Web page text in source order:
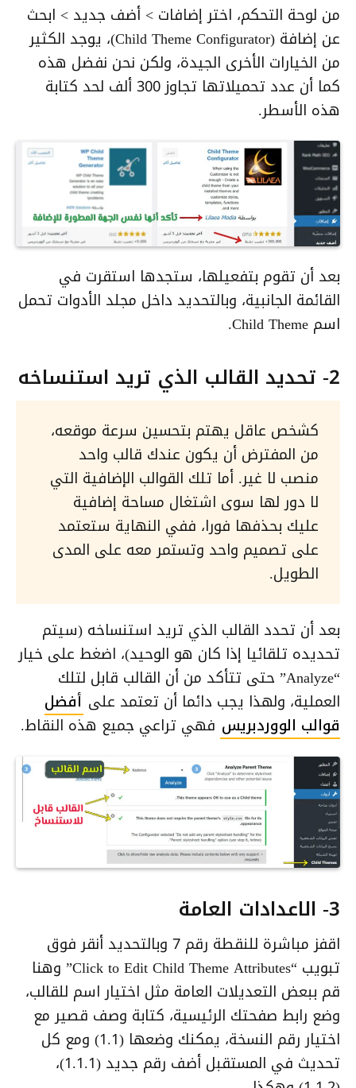
من لوحة التحكم، اختر إضافات > أضف جديد > ابحث
عن إضافة (Child Theme Configurator)، يوجد الكثير
من الخيارات الأخرى الجيدة، ولكن نحن نفضل هذه
كما أن عدد تحميلاتها تجاوز 300 ألف لحد كتابة
هذه الأسطر.
بعد أن تقوم بتفعيلها، ستجدها استقرت في
القائمة الجانبية، وبالتحديد داخل مجلد الأدوات تحمل
اسم Child Theme.
2- تحديد القالب الذي تريد استنساخه
كشخص عاقل يهتم بتحسين سرعة موقعه،
من المفترض أن يكون عندك قالب واحد
منصب لا غير. أما تلك القوالب الإضافية التي
لا دور لها سوى اشتغال مساحة إضافية
عليك بحذفها فورا، ففي النهاية ستعتمد
على تصميم واحد وتستمر معه على المدى
الطويل.
بعد أن تحدد القالب الذي تريد استنساخه (سيتم
تحديده تلقائيا إذا كان هو الوحيد)، اضغط على خيار
“Analyze” حتى تتأكد من أن القالب قابل لتلك
العملية، ولهذا يجب دائما أن تعتمد على أفضل
قوالب الووردبريس فهي تراعي جميع هذه النقاط.
3- الاعدادات العامة
اقفز مباشرة للنقطة رقم 7 وبالتحديد أنقر فوق
تبويب “Click to Edit Child Theme Attributes” وهنا
قم ببعض التعديلات العامة مثل اختيار اسم للقالب،
وضع رابط صفحتك الرئيسية، كتابة وصف قصير مع
اختيار رقم النسخة، يمكنك وضعها (1.1) ومع كل
تحديث في المستقبل أضف رقم جديد (1.1.1)،